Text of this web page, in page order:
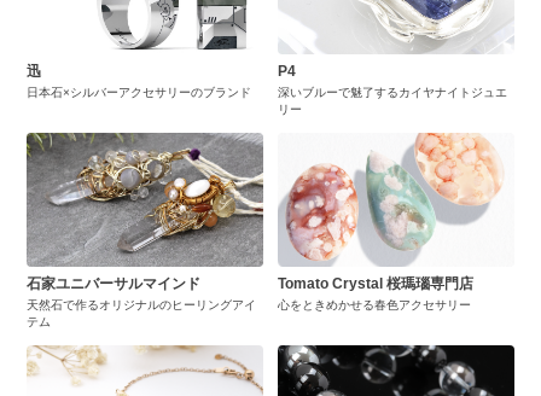
迅
日本石×シルバーアクセサリーのブランド
P4
深いブルーで魅了するカイヤナイトジュエ
リー
石家ユニバーサルマインド
天然石で作るオリジナルのヒーリングアイ
テム
Tomato Crystal 桜瑪瑙専門店
心をときめかせる春色アクセサリー